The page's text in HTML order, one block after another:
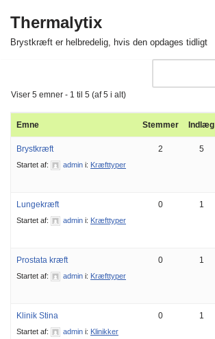
Spring
Thermalytix
Brystkræft er helbredelig, hvis den opdages tidligt
Viser 5 emner - 1 til 5 (af 5 i alt)
Emne Stemmer Indlæg
Brystkræft
Startet af: admin i: Kræfttyper
2 5
Lungekræft
Startet af: admin i: Kræfttyper
0 1
Prostata kræft
Startet af: admin i: Kræfttyper
0 1
Klinik Stina
Startet af: admin i: Klinikker
0 1